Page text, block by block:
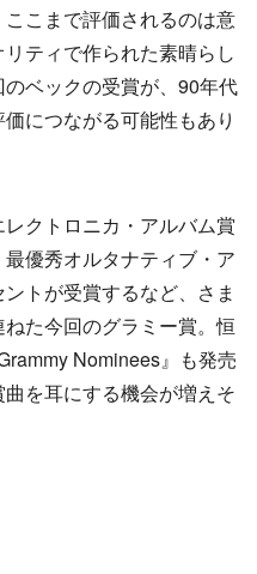
こまで評価されるのは意
ティで作られた素晴らし
ベックの受賞が、90年代
につながる可能性もあり
クトロニカ・アルバム賞
優秀オルタナティブ・ア
トが受賞するなど、さま
た今回のグラミー賞。恒
Nominees』も発売
を耳にする機会が増えそ